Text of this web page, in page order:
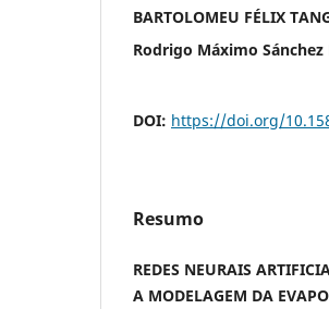
BARTOLOMEU FÉLIX
Rodrigo Máximo Sánchez
DOI: https://doi.org/
Resumo
REDES NEURAIS
A MODELAGEM DA